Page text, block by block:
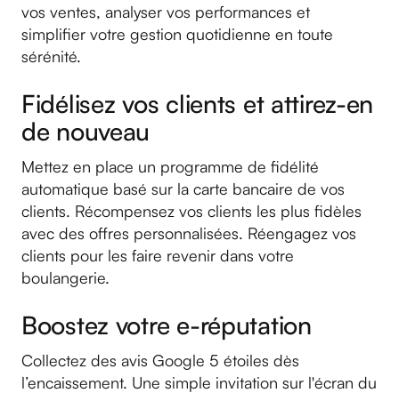
vos ventes, analyser vos performances et
simplifier votre gestion quotidienne en toute
sérénité.
Fidélisez vos clients et attirez-en
de nouveau
Mettez en place un programme de fidélité
automatique basé sur la carte bancaire de vos
clients. Récompensez vos clients les plus fidèles
avec des offres personnalisées. Réengagez vos
clients pour les faire revenir dans votre
boulangerie.
Boostez votre e-réputation
Collectez des avis Google 5 étoiles dès
l’encaissement. Une simple invitation sur l'écran du